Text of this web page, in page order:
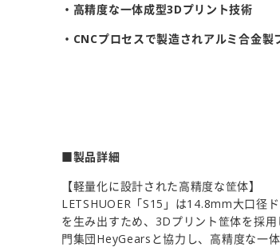
・高精度な一体成型3Dプリント技術
・CNCプロセスで製造されアルミ合金製
■製品詳細
【軽量化に設計された高精度な筐体】
LETSHUOER「S15」は14.8mm大口径
を生み出すため、3Dプリント筐体を採
門集団HeyGearsと協力し、高精度な一